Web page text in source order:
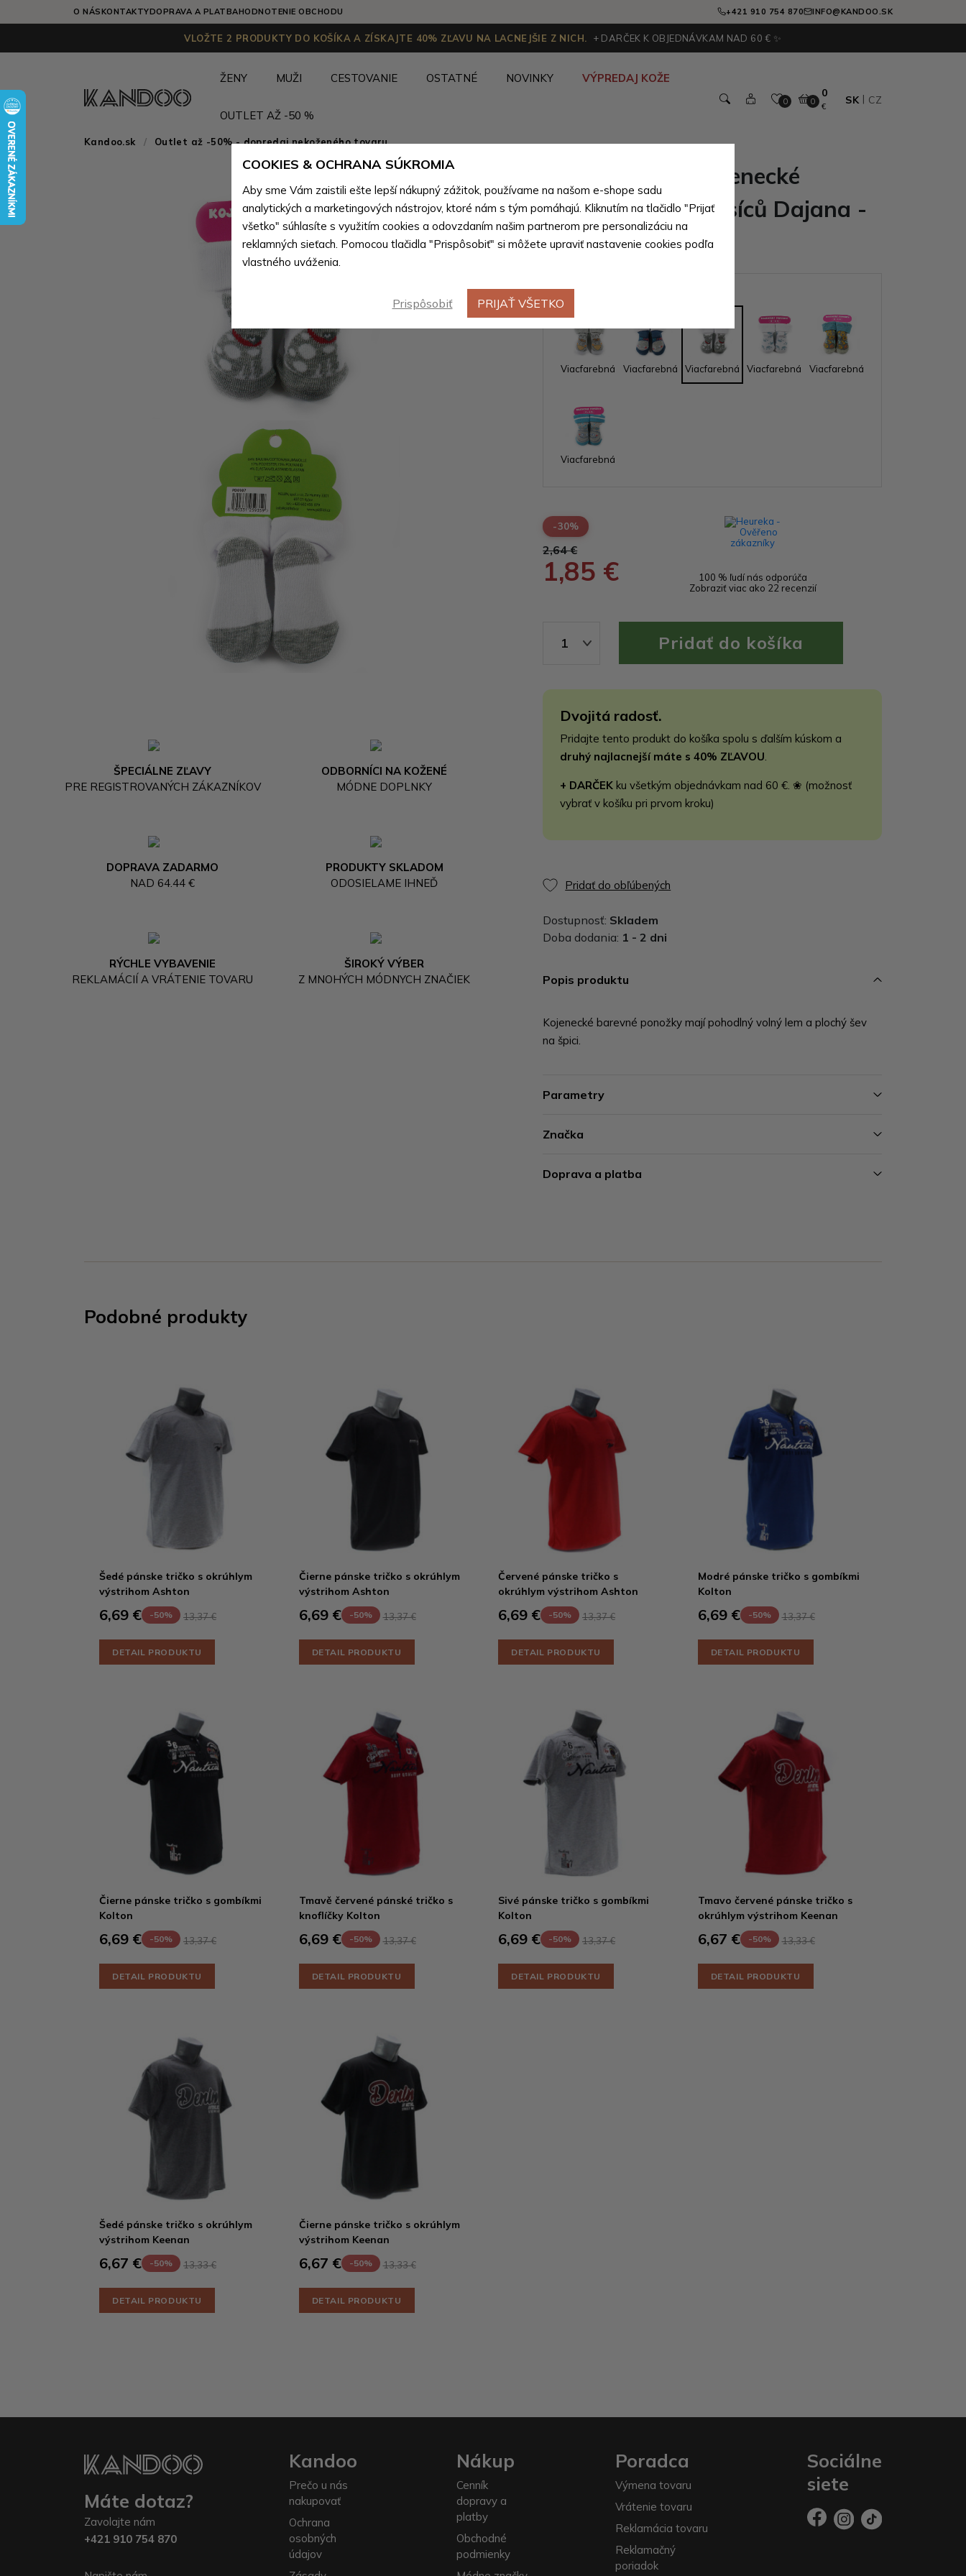
O NÁSKONTAKTYDOPRAVA A PLATBAHODNOTENIE OBCHODU +421 910 754 870 INFO@KANDOO.SK
VLOŽTE 2 PRODUKTY DO KOŠÍKA A ZÍSKAJTE 40% ZĽAVU NA LACNEJŠIE Z NICH. + DARČEK K OBJEDNÁVKAM NAD 60 € ✨
ŽENY MUŽI CESTOVANIE OSTATNÉ NOVINKY VÝPREDAJ KOŽE
OUTLET AŽ -50 %
0 0
0
€
SK CZ
Kandoo.sk Outlet až -50% - dopredaj nekoženého tovaru
ŠPECIÁLNE ZĽAVY
PRE REGISTROVANÝCH ZÁKAZNÍKOV
ODBORNÍCI NA KOŽENÉ
MÓDNE DOPLNKY
DOPRAVA ZADARMO
NAD 64.44 €
PRODUKTY SKLADOM
ODOSIELAME IHNEĎ
RÝCHLE VYBAVENIE
REKLAMÁCIÍ A VRÁTENIE TOVARU
ŠIROKÝ VÝBER
Z MNOHÝCH MÓDNYCH ZNAČIEK
Bílé chlapecké kojenecké
ponožky 0 - 6 měsíců Dajana -
1 pár
Farebné varianty
Viacfarebná Viacfarebná Viacfarebná Viacfarebná Viacfarebná
Viacfarebná
-30%
2,64 €
1,85 €
100 % ľudí nás odporúča
Zobraziť viac ako 22 recenzií
1
Dvojitá radosť.
Pridajte tento produkt do košíka spolu s ďalším kúskom a
druhý najlacnejší máte s 40% ZĽAVOU.
+ DARČEK ku všetkým objednávkam nad 60 €. ❀ (možnosť
vybrať v košíku pri prvom kroku)
Pridať do obľúbených
Dostupnosť: Skladem
Doba dodania: 1 - 2 dni
Popis produktu
Kojenecké barevné ponožky mají pohodlný volný lem a plochý šev
na špici.
Parametry
Značka
Doprava a platba
Podobné produkty
Šedé pánske tričko s okrúhlym
výstrihom Ashton
6,69 € -50% 13,37 €
DETAIL PRODUKTU
Čierne pánske tričko s okrúhlym
výstrihom Ashton
6,69 € -50% 13,37 €
DETAIL PRODUKTU
Červené pánske tričko s
okrúhlym výstrihom Ashton
6,69 € -50% 13,37 €
DETAIL PRODUKTU
Modré pánske tričko s gombíkmi
Kolton
6,69 € -50% 13,37 €
DETAIL PRODUKTU
Čierne pánske tričko s gombíkmi
Kolton
6,69 € -50% 13,37 €
DETAIL PRODUKTU
Tmavě červené pánské tričko s
knoflíčky Kolton
6,69 € -50% 13,37 €
DETAIL PRODUKTU
Sivé pánske tričko s gombíkmi
Kolton
6,69 € -50% 13,37 €
DETAIL PRODUKTU
Tmavo červené pánske tričko s
okrúhlym výstrihom Keenan
6,67 € -50% 13,33 €
DETAIL PRODUKTU
Šedé pánske tričko s okrúhlym
výstrihom Keenan
6,67 € -50% 13,33 €
DETAIL PRODUKTU
Čierne pánske tričko s okrúhlym
výstrihom Keenan
6,67 € -50% 13,33 €
DETAIL PRODUKTU
COOKIES & OCHRANA SÚKROMIA
Aby sme Vám zaistili ešte lepší nákupný zážitok, používame na našom e-shope sadu
analytických a marketingových nástrojov, ktoré nám s tým pomáhajú. Kliknutím na tlačidlo "Prijať
všetko" súhlasíte s využitím cookies a odovzdaním našim partnerom pre personalizáciu na
reklamných sieťach. Pomocou tlačidla "Prispôsobiť" si môžete upraviť nastavenie cookies podľa
vlastného uváženia.
Prispôsobiť PRIJAŤ VŠETKO
Máte dotaz?
Zavolajte nám
+421 910 754 870
Kandoo
Prečo u nás
nakupovať
Ochrana
osobných
údajov
Nákup
Cenník
dopravy a
platby
Obchodné
podmienky
Poradca
Výmena tovaru
Vrátenie tovaru
Reklamácia tovaru
Reklamačný
poriadok
Sociálne
siete